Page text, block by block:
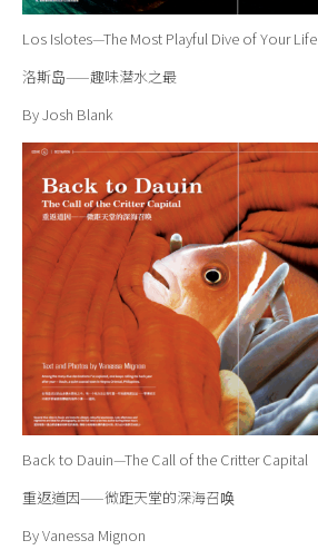
Los Islotes—The Most Playful Dive of Your Life
洛斯岛——趣味潜水之最
By Josh Blank
Back to Dauin—The Call of the Critter Capital
重返道因——微距天堂的深海召唤
By Vanessa Mignon